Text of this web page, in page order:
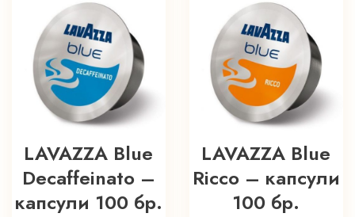
LAVAZZA Blue
Decaffeinato –
капсули 100 бр.
LAVAZZA Blue
Ricco – капсули
100 бр.